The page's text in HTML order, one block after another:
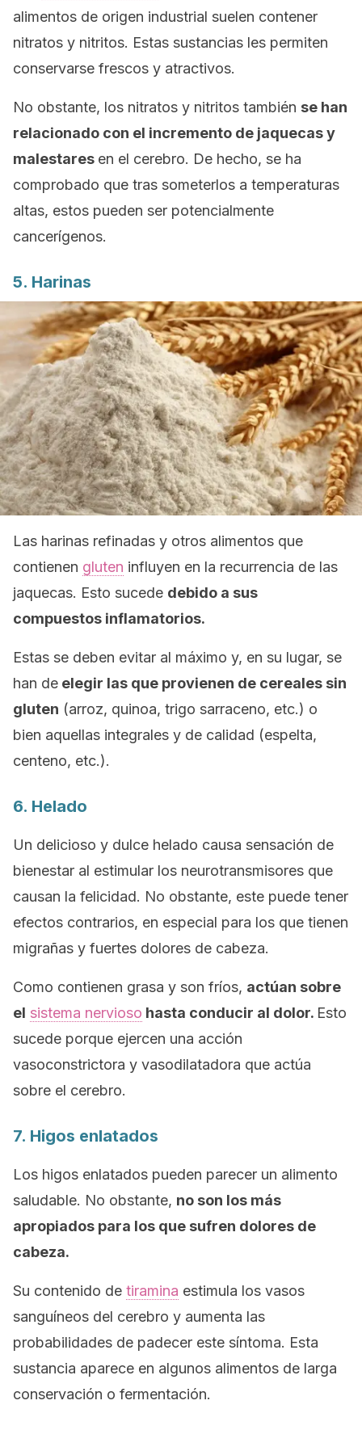
alimentos de origen industrial suelen contener
nitratos y nitritos. Estas sustancias les permiten
conservarse frescos y atractivos.
No obstante, los nitratos y nitritos también se han
relacionado con el incremento de jaquecas y
malestares en el cerebro. De hecho, se ha
comprobado que tras someterlos a temperaturas
altas, estos pueden ser potencialmente
cancerígenos.
5. Harinas
Las harinas refinadas y otros alimentos que
contienen gluten influyen en la recurrencia de las
jaquecas. Esto sucede debido a sus
compuestos inflamatorios.
Estas se deben evitar al máximo y, en su lugar, se
han de elegir las que provienen de cereales sin
gluten (arroz, quinoa, trigo sarraceno, etc.) o
bien aquellas integrales y de calidad (espelta,
centeno, etc.).
6. Helado
Un delicioso y dulce helado causa sensación de
bienestar al estimular los neurotransmisores que
causan la felicidad. No obstante, este puede tener
efectos contrarios, en especial para los que tienen
migrañas y fuertes dolores de cabeza.
Como contienen grasa y son fríos, actúan sobre
el sistema nervioso hasta conducir al dolor. Esto
sucede porque ejercen una acción
vasoconstrictora y vasodilatadora que actúa
sobre el cerebro.
7. Higos enlatados
Los higos enlatados pueden parecer un alimento
saludable. No obstante, no son los más
apropiados para los que sufren dolores de
cabeza.
Su contenido de tiramina estimula los vasos
sanguíneos del cerebro y aumenta las
probabilidades de padecer este síntoma. Esta
sustancia aparece en algunos alimentos de larga
conservación o fermentación.